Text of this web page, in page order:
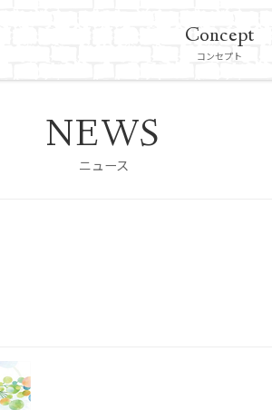
Concept
コンセプト
NEWS
ニュース